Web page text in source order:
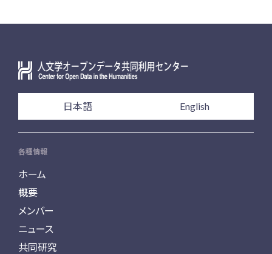
日本語 English
各種情報
ホーム
概要
メンバー
ニュース
共同研究